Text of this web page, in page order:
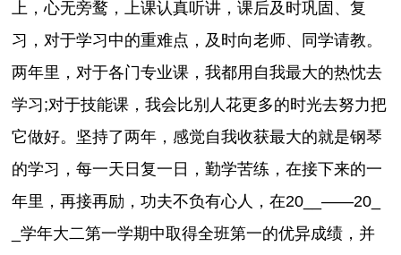
上，心无旁鹜，上课认真听讲，课后及时巩固、复
习，对于学习中的重难点，及时向老师、同学请教。
两年里，对于各门专业课，我都用自我最大的热忱去
学习;对于技能课，我会比别人花更多的时光去努力把
它做好。坚持了两年，感觉自我收获最大的就是钢琴
的学习，每一天日复一日，勤学苦练，在接下来的一
年里，再接再励，功夫不负有心人，在20__——20_
_学年大二第一学期中取得全班第一的优异成绩，并